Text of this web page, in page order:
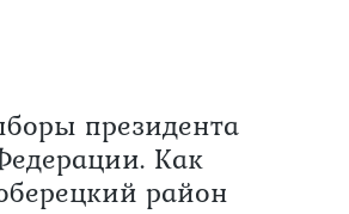
президента
Как
район